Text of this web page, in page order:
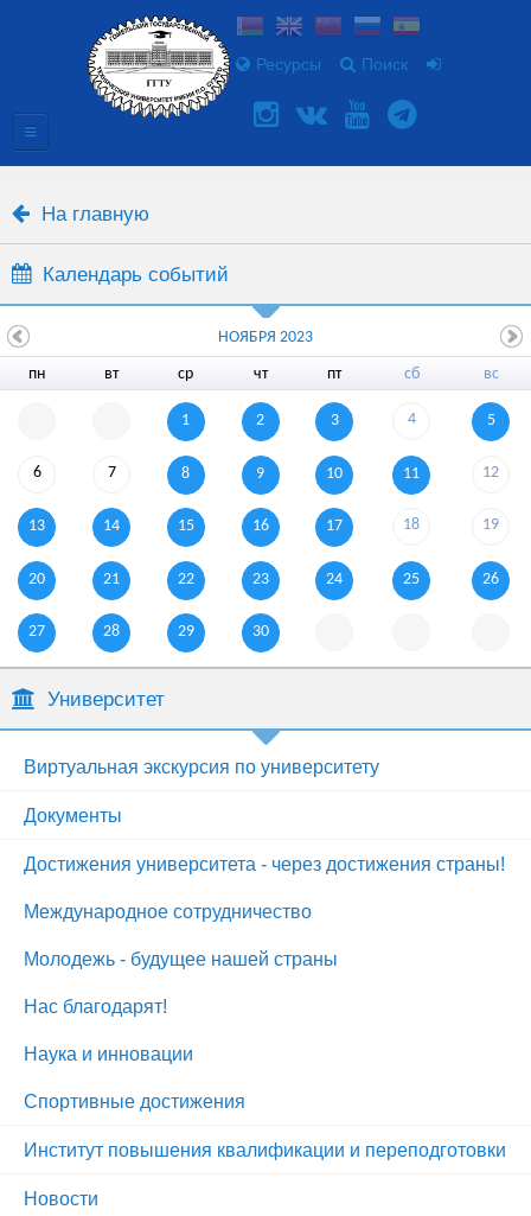
Ресурсы Поиск
На главную
Календарь событий
пн вт ср чт пт сб вс
1 2 3 4 5
6 7 8 9 10 11 12
13 14 15 16 17 18 19
20 21 22 23 24 25 26
27 28 29 30
НОЯБРЯ 2023
Университет
Виртуальная экскурсия по университету
Документы
Достижения университета - через достижения страны!
Международное сотрудничество
Молодежь - будущее нашей страны
Нас благодарят!
Наука и инновации
Спортивные достижения
Институт повышения квалификации и переподготовки
Новости